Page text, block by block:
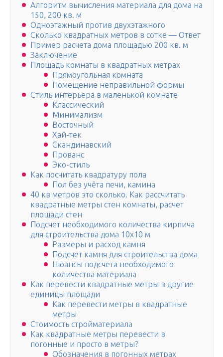
Алгоритм вычисления материала для дома на
150, 200 кв. м
Одноэтажный против двухэтажного
Сколько квадратных метров в сотке — Ответ
Пример расчета дома площадью 200 кв. м
Заключение
Площадь комнаты в квадратных метрах
Прямоугольная комната
Помещение неправильной формы
Стиль интерьера в маленькой комнате
Классический
Минимализм
Восточный
Хай-тек
Скандинавский
Прованс
Эко-стиль
Как посчитать квадратуру пола
Пол без учёта печи, камина
40 кв метров это сколько. Как рассчитать
квадратные метры стен комнаты, расчет
площади стен
Подсчет необходимого количества кирпича
для строительства дома 10х10 м
Размеры и расход камня
Подсчет камня для строительства дома
Нюансы подсчета необходимого
количества материала
Как перевести квадратные метры в другие
единицы площади
Как перевести метры в квадратные
метры
Стоимость стройматериала
Как квадратные метры перевести в
погонные и просто в метры?
Обозначения в погонных метрах